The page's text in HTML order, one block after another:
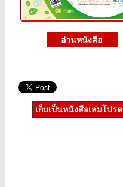
เก็บเป็นหนังสือเล่มโปรด